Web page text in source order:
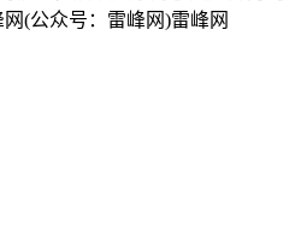
(公众号：雷峰网)雷峰网